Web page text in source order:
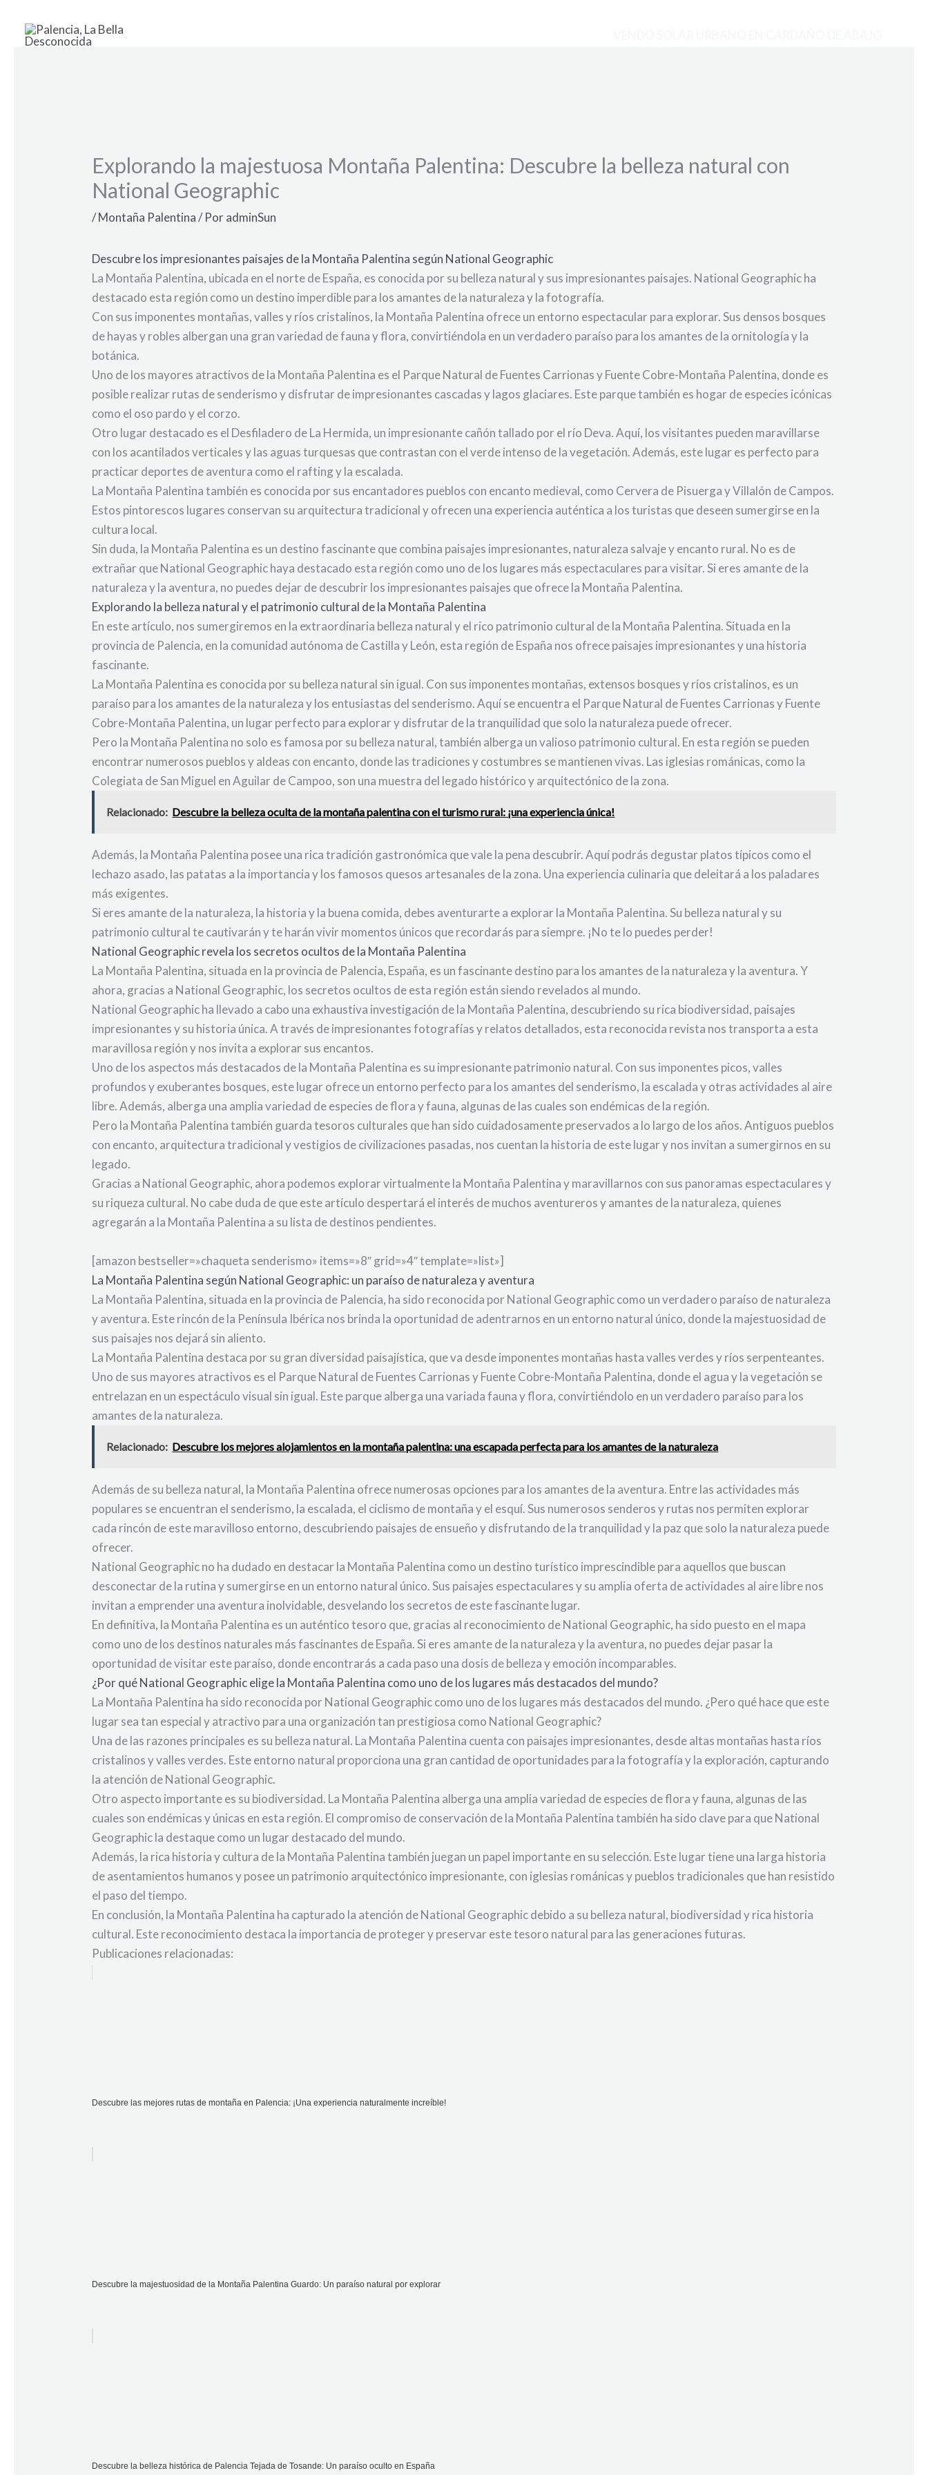
contenido
Explorando la majestuosa Montaña Palentina: Descubre la belleza natural con
National Geographic
/Montaña Palentina/ PoradminSun
Descubre los impresionantes paisajes de la Montaña Palentina según National Geographic
La Montaña Palentina, ubicada en el norte de España, es conocida por su belleza natural y sus impresionantes paisajes. National Geographic ha
destacado esta región como un destino imperdible para los amantes de la naturaleza y la fotografía.
Con sus imponentes montañas, valles y ríos cristalinos, la Montaña Palentina ofrece un entorno espectacular para explorar. Sus densos bosques
de hayas y robles albergan una gran variedad de fauna y flora, convirtiéndola en un verdadero paraíso para los amantes de la ornitología y la
botánica.
Uno de los mayores atractivos de la Montaña Palentina es el Parque Natural de Fuentes Carrionas y Fuente Cobre-Montaña Palentina, donde es
posible realizar rutas de senderismo y disfrutar de impresionantes cascadas y lagos glaciares. Este parque también es hogar de especies icónicas
como el oso pardo y el corzo.
Otro lugar destacado es el Desfiladero de La Hermida, un impresionante cañón tallado por el río Deva. Aquí, los visitantes pueden maravillarse
con los acantilados verticales y las aguas turquesas que contrastan con el verde intenso de la vegetación. Además, este lugar es perfecto para
practicar deportes de aventura como el rafting y la escalada.
La Montaña Palentina también es conocida por sus encantadores pueblos con encanto medieval, como Cervera de Pisuerga y Villalón de Campos.
Estos pintorescos lugares conservan su arquitectura tradicional y ofrecen una experiencia auténtica a los turistas que deseen sumergirse en la
cultura local.
Sin duda, la Montaña Palentina es un destino fascinante que combina paisajes impresionantes, naturaleza salvaje y encanto rural. No es de
extrañar que National Geographic haya destacado esta región como uno de los lugares más espectaculares para visitar. Si eres amante de la
naturaleza y la aventura, no puedes dejar de descubrir los impresionantes paisajes que ofrece la Montaña Palentina.
Explorando la belleza natural y el patrimonio cultural de la Montaña Palentina
En este artículo, nos sumergiremos en la extraordinaria belleza natural y el rico patrimonio cultural de la Montaña Palentina. Situada en la
provincia de Palencia, en la comunidad autónoma de Castilla y León, esta región de España nos ofrece paisajes impresionantes y una historia
fascinante.
La Montaña Palentina es conocida por su belleza natural sin igual. Con sus imponentes montañas, extensos bosques y ríos cristalinos, es un
paraíso para los amantes de la naturaleza y los entusiastas del senderismo. Aquí se encuentra el Parque Natural de Fuentes Carrionas y Fuente
Cobre-Montaña Palentina, un lugar perfecto para explorar y disfrutar de la tranquilidad que solo la naturaleza puede ofrecer.
Pero la Montaña Palentina no solo es famosa por su belleza natural, también alberga un valioso patrimonio cultural. En esta región se pueden
encontrar numerosos pueblos y aldeas con encanto, donde las tradiciones y costumbres se mantienen vivas. Las iglesias románicas, como la
Colegiata de San Miguel en Aguilar de Campoo, son una muestra del legado histórico y arquitectónico de la zona.
Relacionado: Descubre la belleza oculta de la montaña palentina con el turismo rural: ¡una experiencia única!
Además, la Montaña Palentina posee una rica tradición gastronómica que vale la pena descubrir. Aquí podrás degustar platos típicos como el
lechazo asado, las patatas a la importancia y los famosos quesos artesanales de la zona. Una experiencia culinaria que deleitará a los paladares
más exigentes.
Si eres amante de la naturaleza, la historia y la buena comida, debes aventurarte a explorar la Montaña Palentina. Su belleza natural y su
patrimonio cultural te cautivarán y te harán vivir momentos únicos que recordarás para siempre. ¡No te lo puedes perder!
National Geographic revela los secretos ocultos de la Montaña Palentina
La Montaña Palentina, situada en la provincia de Palencia, España, es un fascinante destino para los amantes de la naturaleza y la aventura. Y
ahora, gracias a National Geographic, los secretos ocultos de esta región están siendo revelados al mundo.
National Geographic ha llevado a cabo una exhaustiva investigación de la Montaña Palentina, descubriendo su rica biodiversidad, paisajes
impresionantes y su historia única. A través de impresionantes fotografías y relatos detallados, esta reconocida revista nos transporta a esta
maravillosa región y nos invita a explorar sus encantos.
Uno de los aspectos más destacados de la Montaña Palentina es su impresionante patrimonio natural. Con sus imponentes picos, valles
profundos y exuberantes bosques, este lugar ofrece un entorno perfecto para los amantes del senderismo, la escalada y otras actividades al aire
libre. Además, alberga una amplia variedad de especies de flora y fauna, algunas de las cuales son endémicas de la región.
Pero la Montaña Palentina también guarda tesoros culturales que han sido cuidadosamente preservados a lo largo de los años. Antiguos pueblos
con encanto, arquitectura tradicional y vestigios de civilizaciones pasadas, nos cuentan la historia de este lugar y nos invitan a sumergirnos en su
legado.
Gracias a National Geographic, ahora podemos explorar virtualmente la Montaña Palentina y maravillarnos con sus panoramas espectaculares y
su riqueza cultural. No cabe duda de que este artículo despertará el interés de muchos aventureros y amantes de la naturaleza, quienes
agregarán a la Montaña Palentina a su lista de destinos pendientes.
[amazon bestseller=»chaqueta senderismo» items=»8″ grid=»4″ template=»list»]
La Montaña Palentina según National Geographic: un paraíso de naturaleza y aventura
La Montaña Palentina, situada en la provincia de Palencia, ha sido reconocida por National Geographic como un verdadero paraíso de naturaleza
y aventura. Este rincón de la Península Ibérica nos brinda la oportunidad de adentrarnos en un entorno natural único, donde la majestuosidad de
sus paisajes nos dejará sin aliento.
La Montaña Palentina destaca por su gran diversidad paisajística, que va desde imponentes montañas hasta valles verdes y ríos serpenteantes.
Uno de sus mayores atractivos es el Parque Natural de Fuentes Carrionas y Fuente Cobre-Montaña Palentina, donde el agua y la vegetación se
entrelazan en un espectáculo visual sin igual. Este parque alberga una variada fauna y flora, convirtiéndolo en un verdadero paraíso para los
amantes de la naturaleza.
Relacionado: Descubre los mejores alojamientos en la montaña palentina: una escapada perfecta para los amantes de la naturaleza
Además de su belleza natural, la Montaña Palentina ofrece numerosas opciones para los amantes de la aventura. Entre las actividades más
populares se encuentran el senderismo, la escalada, el ciclismo de montaña y el esquí. Sus numerosos senderos y rutas nos permiten explorar
cada rincón de este maravilloso entorno, descubriendo paisajes de ensueño y disfrutando de la tranquilidad y la paz que solo la naturaleza puede
ofrecer.
National Geographic no ha dudado en destacar la Montaña Palentina como un destino turístico imprescindible para aquellos que buscan
desconectar de la rutina y sumergirse en un entorno natural único. Sus paisajes espectaculares y su amplia oferta de actividades al aire libre nos
invitan a emprender una aventura inolvidable, desvelando los secretos de este fascinante lugar.
En definitiva, la Montaña Palentina es un auténtico tesoro que, gracias al reconocimiento de National Geographic, ha sido puesto en el mapa
como uno de los destinos naturales más fascinantes de España. Si eres amante de la naturaleza y la aventura, no puedes dejar pasar la
oportunidad de visitar este paraíso, donde encontrarás a cada paso una dosis de belleza y emoción incomparables.
¿Por qué National Geographic elige la Montaña Palentina como uno de los lugares más destacados del mundo?
La Montaña Palentina ha sido reconocida por National Geographic como uno de los lugares más destacados del mundo. ¿Pero qué hace que este
lugar sea tan especial y atractivo para una organización tan prestigiosa como National Geographic?
Una de las razones principales es su belleza natural. La Montaña Palentina cuenta con paisajes impresionantes, desde altas montañas hasta ríos
cristalinos y valles verdes. Este entorno natural proporciona una gran cantidad de oportunidades para la fotografía y la exploración, capturando
la atención de National Geographic.
Otro aspecto importante es su biodiversidad. La Montaña Palentina alberga una amplia variedad de especies de flora y fauna, algunas de las
cuales son endémicas y únicas en esta región. El compromiso de conservación de la Montaña Palentina también ha sido clave para que National
Geographic la destaque como un lugar destacado del mundo.
Además, la rica historia y cultura de la Montaña Palentina también juegan un papel importante en su selección. Este lugar tiene una larga historia
de asentamientos humanos y posee un patrimonio arquitectónico impresionante, con iglesias románicas y pueblos tradicionales que han resistido
el paso del tiempo.
En conclusión, la Montaña Palentina ha capturado la atención de National Geographic debido a su belleza natural, biodiversidad y rica historia
cultural. Este reconocimiento destaca la importancia de proteger y preservar este tesoro natural para las generaciones futuras.
Publicaciones relacionadas:
Descubre las mejores rutas de montaña en Palencia: ¡Una experiencia naturalmente increíble!
Descubre la majestuosidad de la Montaña Palentina Guardo: Un paraíso natural por explorar
Descubre la belleza histórica de Palencia Tejada de Tosande: Un paraíso oculto en España